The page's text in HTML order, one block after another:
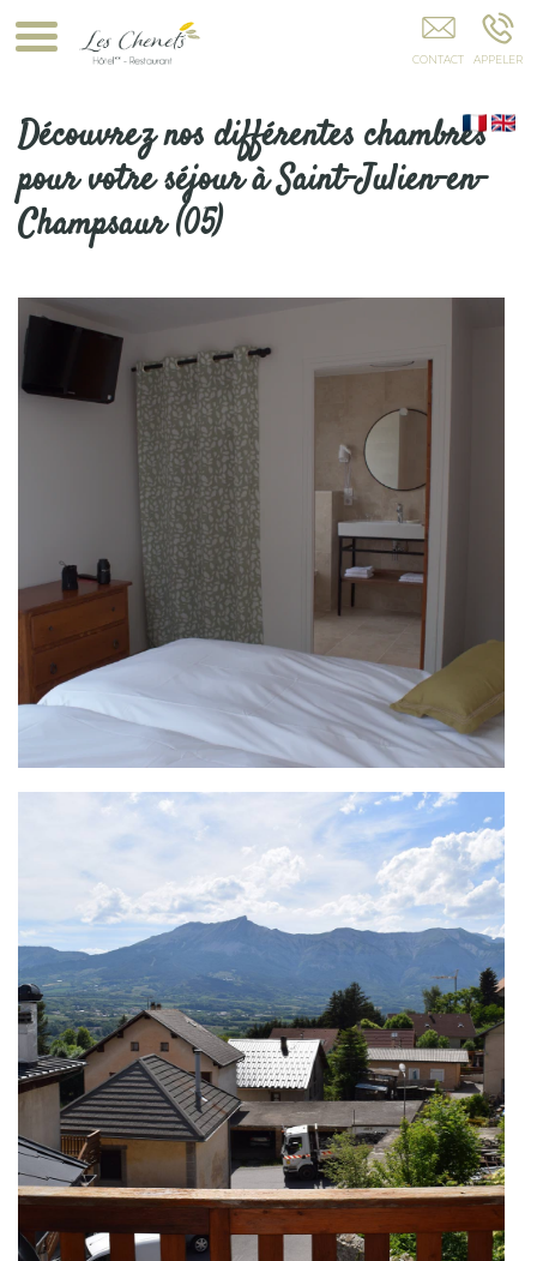
Hôtel Restaurant Les Chenets SAINT-JULIEN-EN-
Découvrez nos différentes chambres
pour votre séjour à Saint-Julien-en-
Champsaur (05)